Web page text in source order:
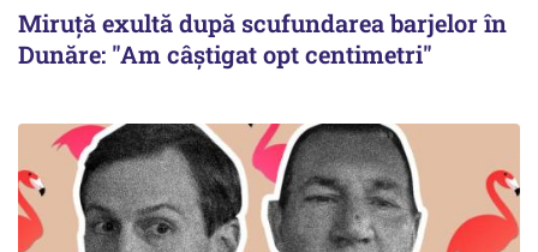
Miruță exultă după scufundarea barjelor în
Dunăre: "Am câștigat opt centimetri"